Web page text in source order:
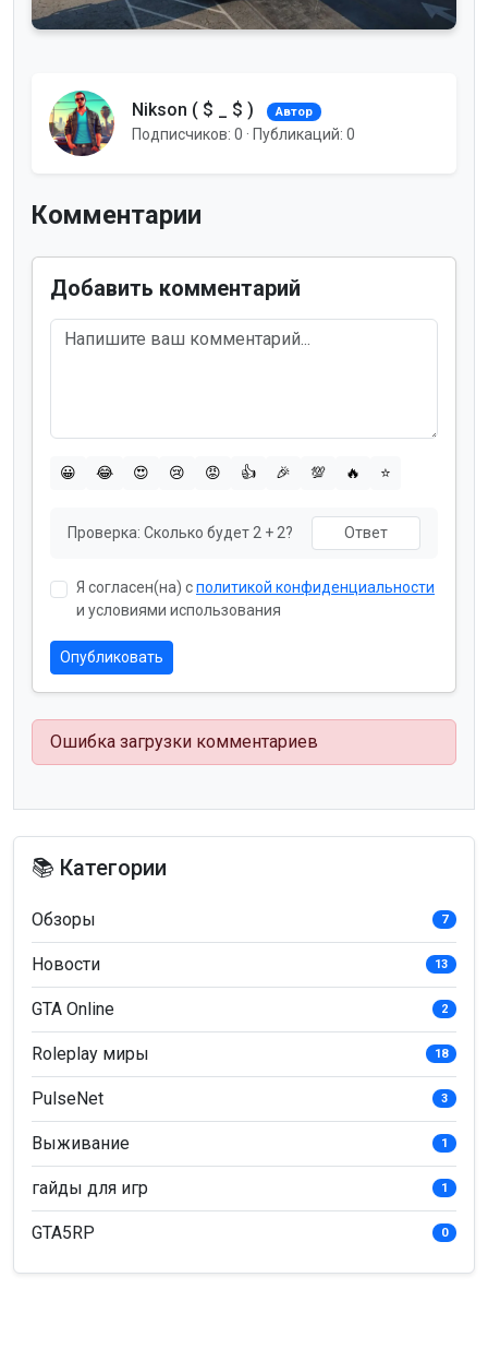
обновление работы! Дальнобойщи...
— просмотры
Nikson ( $ _ $ ) Автор
Подписчиков: 0 · Публикаций: 0
Комментарии
Добавить комментарий
😀 😂 😍 😢 😡 👍 🎉 💯 🔥 ⭐
Проверка: Сколько будет 2 + 2?
Я согласен(на) сполитикой конфиденциальности
и условиями использования
Опубликовать
Ошибка загрузки комментариев
📚 Категории
Обзоры 7
Новости 13
GTA Online 2
Roleplay миры 18
PulseNet 3
Выживание 1
гайды для игр 1
GTA5RP 0